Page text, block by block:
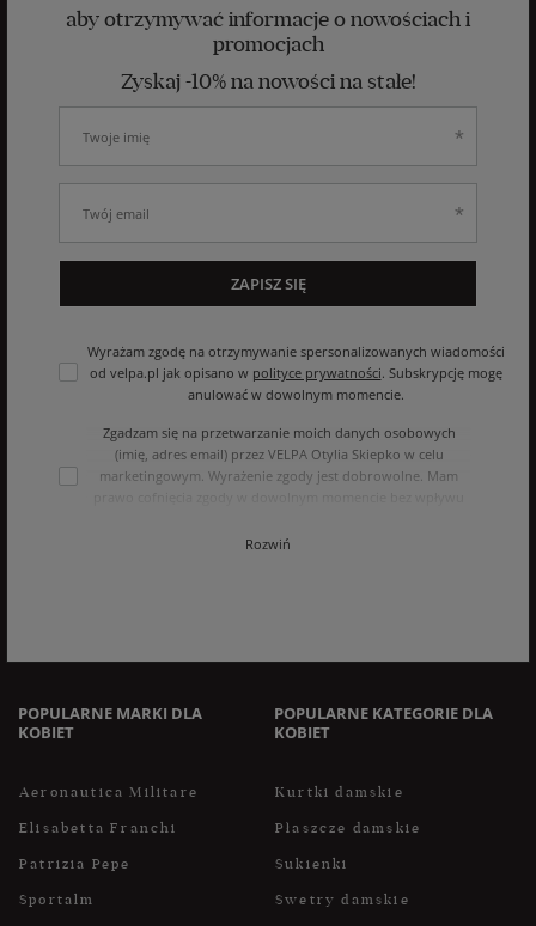
aby otrzymywać informacje o nowościach i
promocjach
Zyskaj -10% na nowości na stałe!
Wyrażam zgodę na otrzymywanie spersonalizowanych wiadomości
od velpa.pl jak opisano w polityce prywatności. Subskrypcję mogę
anulować w dowolnym momencie.
Zgadzam się na przetwarzanie moich danych osobowych
(imię, adres email) przez VELPA Otylia Skiepko w celu
marketingowym. Wyrażenie zgody jest dobrowolne. Mam
podstawie zgody przed jej cofnięciem. Mam prawo dostępu
Rozwiń
ZAPISZ SIĘ
POPULARNE MARKI DLA
KOBIET
Aeronautica Militare
Elisabetta Franchi
Patrizia Pepe
Sportalm
POPULARNE KATEGORIE DLA
KOBIET
Kurtki damskie
Płaszcze damskie
Sukienki
Swetry damskie